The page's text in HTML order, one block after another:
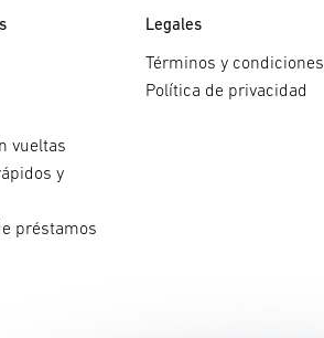
vueltas
y
préstamos
Legales
Términos y condiciones
Política de privacidad